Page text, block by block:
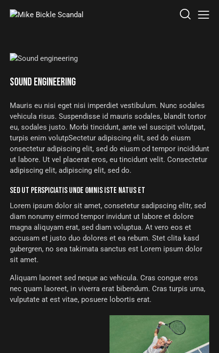
SOUND ENGINEERING
Mauris eu nisi eget nisi imperdiet vestibulum. Nunc sodales
vehicula risus. Suspendisse id mauris sodales, blandit tortor
eu, sodales justo. Morbi tincidunt, ante vel suscipit volutpat,
turpis enim volutpSectetur adipiscing elit, sed do eiusm
onsectetur adipiscing elit, sed do eiusm od tempor incididunt
ut labore. Ut vel placerat eros, eu tincidunt velit. Consectetur
adipiscing elit, adipiscing elit, sed do.
SED UT PERSPICIATIS UNDE OMNIS ISTE NATUS ET
Lorem ipsum dolor sit amet, consetetur sadipscing elitr, sed
diam nonumy eirmod tempor invidunt ut labore et dolore
magna aliquyam erat, sed diam voluptua. At vero eos et
accusam et justo duo dolores et ea rebum. Stet clita kasd
gubergren, no sea takimata sanctus est Lorem ipsum dolor
sit amet.
Aliquam laoreet sed neque ac vehicula. Cras congue eros
nec quam laoreet, in viverra erat bibendum. Cras turpis urna,
vulputate at est vitae, posuere lobortis erat.